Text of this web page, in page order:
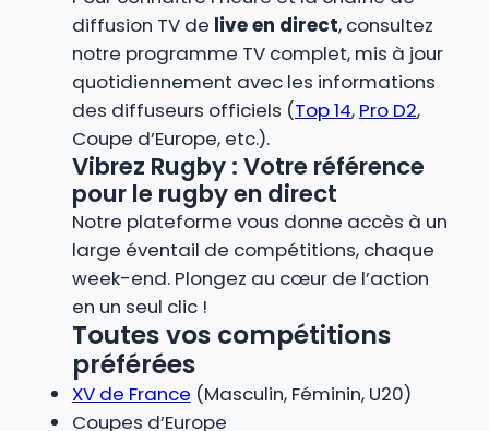
diffusion TV de live en direct, consultez
notre programme TV complet, mis à jour
quotidiennement avec les informations
des diffuseurs officiels (Top 14, Pro D2,
Coupe d’Europe, etc.).
Vibrez Rugby : Votre référence
pour le rugby en direct
Notre plateforme vous donne accès à un
large éventail de compétitions, chaque
week-end. Plongez au cœur de l’action
en un seul clic !
Toutes vos compétitions
préférées
XV de France (Masculin, Féminin, U20)
Coupes d’Europe